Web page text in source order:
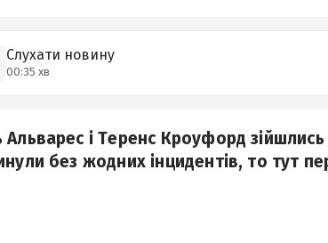
Слухати новину
00:35 хв
Альварес і Теренс Кроуфорд
без жодних інцидентів, то тут